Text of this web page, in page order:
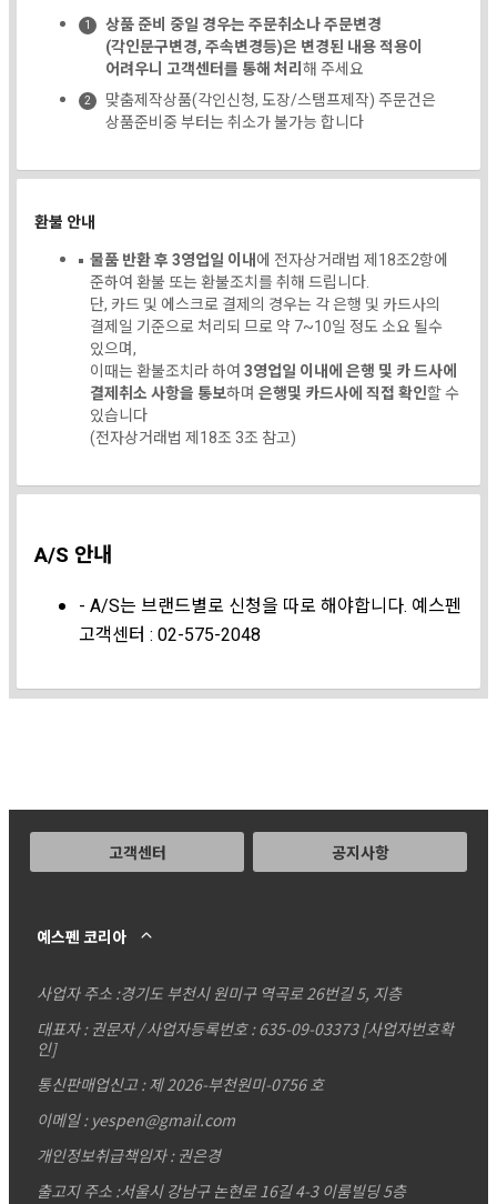
상품 준비 중일 경우는 주문취소나 주문변경
(각인문구변경, 주속변경등)은 변경된 내용 적용이
어려우니 고객센터를 통해 처리해 주세요
맞춤제작상품(각인신청, 도장/스탬프제작) 주문건은
상품준비중 부터는 취소가 불가능 합니다
환불 안내
물품 반환 후 3영업일 이내에 전자상거래법 제18조2항에
준하여 환불 또는 환불조치를 취해 드립니다.
단, 카드 및 에스크로 결제의 경우는 각 은행 및 카드사의
결제일 기준으로 처리되 므로 약 7~10일 정도 소요 될수
있으며,
이때는 환불조치라 하여 3영업일 이내에 은행 및 카 드사에
결제취소 사항을 통보하며 은행및 카드사에 직접 확인할 수
있습니다
(전자상거래법 제18조 3조 참고)
A/S 안내
- A/S는 브랜드별로 신청을 따로 해야합니다. 예스펜
고객센터 : 02-575-2048
고객센터 공지사항
예스펜 코리아
사업자 주소 :경기도 부천시 원미구 역곡로 26번길 5, 지층
대표자 : 권문자 / 사업자등록번호 : 635-09-03373[사업자번호확
인]
통신판매업신고 : 제 2026-부천원미-0756 호
이메일 : yespen@gmail.com
개인정보취급책임자 : 권은경
출고지 주소 :서울시 강남구 논현로 16길 4-3 이룸빌딩 5층